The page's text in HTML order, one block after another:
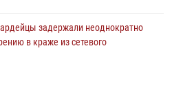
задержали подозреваемого
задержали неоднократно
в краже из сетевого